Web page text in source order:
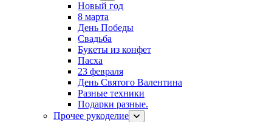
Новый год
8 марта
День Победы
Свадьба
Букеты из конфет
Пасха
23 февраля
День Святого Валентина
Разные техники
Подарки разные.
Прочее рукоделие